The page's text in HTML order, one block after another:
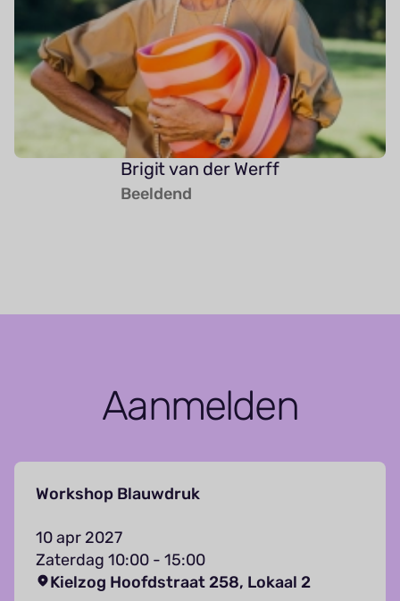
Brigit van der Werff
Beeldend
Aanmelden
Workshop Blauwdruk
10 apr 2027
Zaterdag 10:00 - 15:00
Kielzog Hoofdstraat 258, Lokaal 2